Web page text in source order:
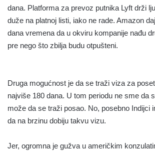
dana. Platforma za prevoz putnika Lyft drži
duže na platnoj listi, iako ne rade. Amazon
dana vremena da u okviru kompanije nađu
pre nego što zbilja budu otpušteni.
Druga mogućnost je da se traži viza za
najviše 180 dana. U tom periodu ne sme da
može da se traži posao. No, posebno Indijci
da na brzinu dobiju takvu vizu.
Jer, ogromna je gužva u američkim